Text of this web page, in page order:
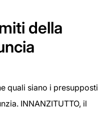
della
quali siano i presupposti
INNANZITUTTO, il